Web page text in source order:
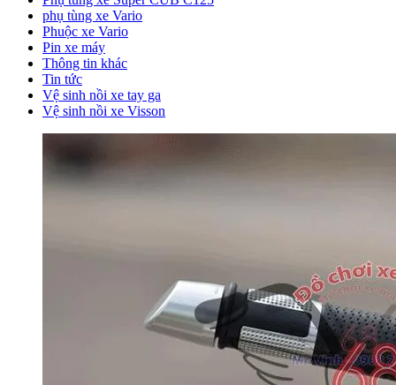
phụ tùng xe Vario
Phuộc xe Vario
Pin xe máy
Thông tin khác
Tin tức
Vệ sinh nồi xe tay ga
Vệ sinh nồi xe Visson